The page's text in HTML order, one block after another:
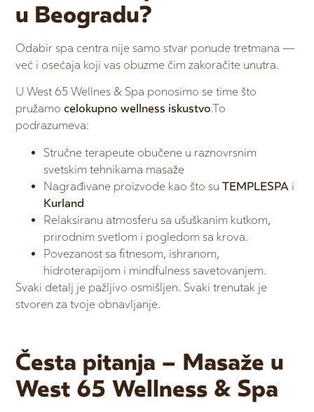
u Beogradu?
Odabir spa centra nije samo stvar ponude tretmana —
već i osećaja koji vas obuzme čim zakoračite unutra.
U West 65 Wellnes & Spa ponosimo se time što
pružamocelokupno wellness iskustvo.To
podrazumeva:
Stručne terapeute obučene u raznovrsnim
svetskim tehnikama masaže
Nagrađivane proizvode kao što suTEMPLESPA i
Kurland
Relaksiranu atmosferu sa ušuškanim kutkom,
prirodnim svetlom i pogledom sa krova.
Povezanost sa fitnesom, ishranom,
hidroterapijom i mindfulness savetovanjem.
Svaki detalj je pažljivo osmišljen. Svaki trenutak je
stvoren za tvoje obnavljanje.
Česta pitanja – Masaže u
West 65 Wellness & Spa